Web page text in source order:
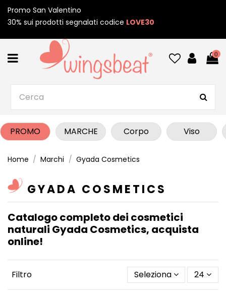
Promo San Valentino
30% sui prodotti segnalati codice LOVE30
0
PROMO MARCHE Corpo Viso
Home Marchi Gyada Cosmetics
GYADA COSMETICS
Catalogo completo dei cosmetici
naturali Gyada Cosmetics, acquista
online!
Filtro Seleziona 24